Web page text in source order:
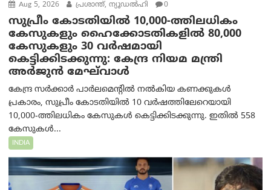
Aug 5, 2026 പ്രശാന്ത്, ന്യൂഡല്‍ഹി 0
സുപ്രീം കോടതിയിൽ 10,000-ത്തിലധികം
കേസുകളും ഹൈക്കോടതികളിൽ 80,000
കേസുകളും 30 വർഷമായി
കെട്ടിക്കിടക്കുന്നു: കേന്ദ്ര നിയമ മന്ത്രി
അര്‍ജുന്‍ മേഘ്‌വാള്‍
കേന്ദ്ര സർക്കാർ പാർലമെന്റിൽ നൽകിയ കണക്കുകൾ
പ്രകാരം, സുപ്രീം കോടതിയിൽ 10 വർഷത്തിലേറെയായി
10,000-ത്തിലധികം കേസുകൾ കെട്ടിക്കിടക്കുന്നു. ഇതിൽ 558
കേസുകൾ...
INDIA